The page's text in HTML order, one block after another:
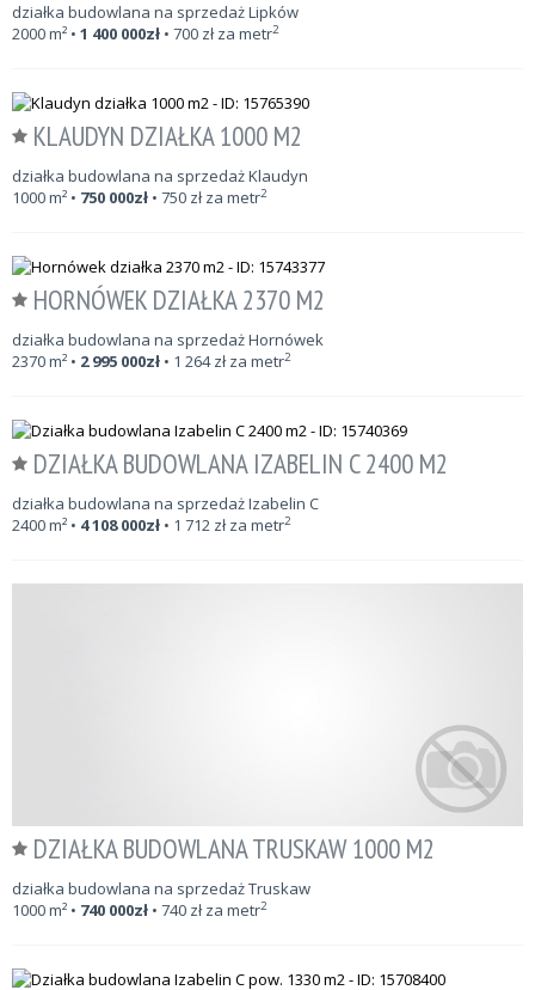
działka budowlana na sprzedaż Lipków
2000m² • 1 400 000zł • 700 zł za metr2
KLAUDYN DZIAŁKA 1000 M2
działka budowlana na sprzedaż Klaudyn
1000m² • 750 000zł • 750 zł za metr2
HORNÓWEK DZIAŁKA 2370 M2
działka budowlana na sprzedaż Hornówek
2370m² • 2 995 000zł • 1 264zł za metr2
DZIAŁKA BUDOWLANA IZABELIN C 2400 M2
działka budowlana na sprzedaż Izabelin C
2400m² • 4 108 000zł • 1 712 zł za metr2
DZIAŁKA BUDOWLANA TRUSKAW 1000 M2
działka budowlana na sprzedaż Truskaw
1000m² • 740 000zł • 740 zł za metr2